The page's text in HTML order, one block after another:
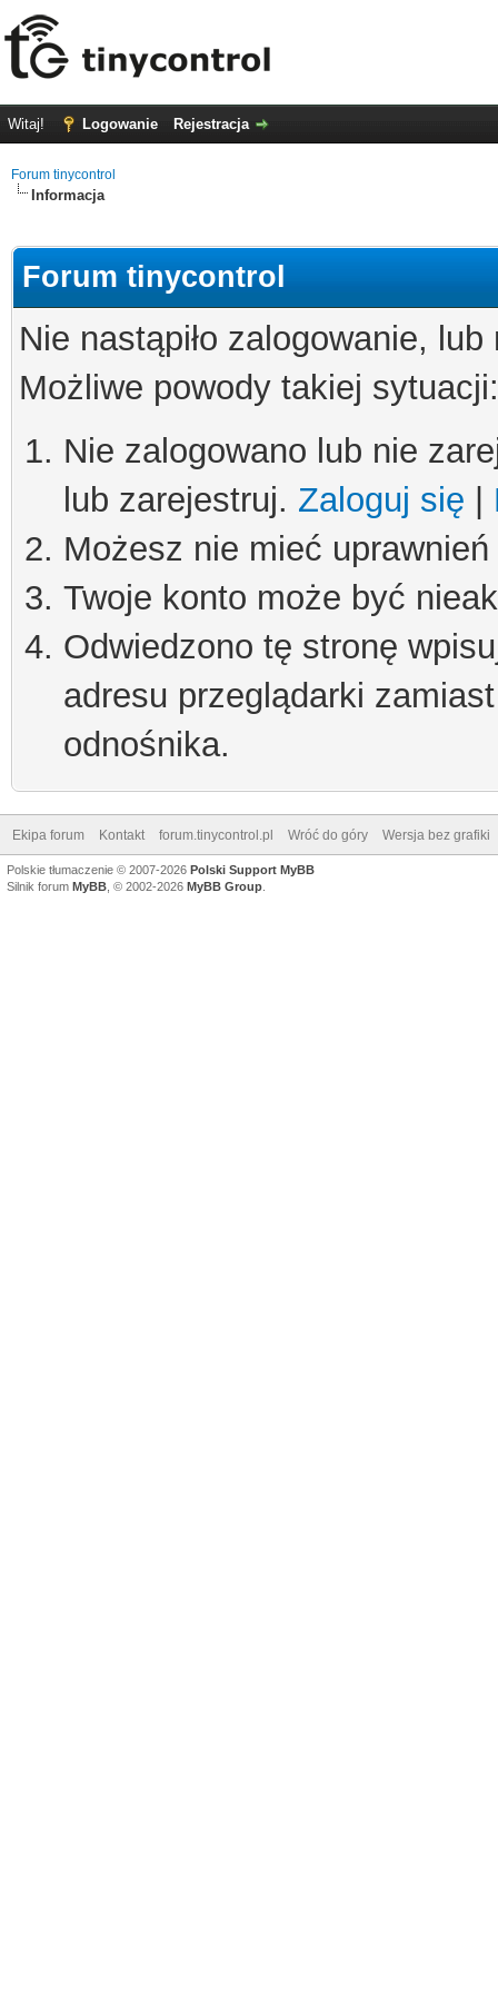
Witaj! Logowanie Rejestracja
Forum tinycontrol
Informacja
Forum tinycontrol
Nie nastąpiło zalogowanie,
Możliwe powody takiej sytuacji:
Nie zalogowano lub nie
lub zarejestruj. Zaloguj się
Możesz nie mieć
Twoje konto może być
Odwiedzono tę stronę
adresu przeglądarki
odnośnika.
Ekipa forum Kontakt forum.tinycontrol.pl Wróć do góry Wersja bez grafiki
Polskie tłumaczenie © 2007-2026 Polski Support MyBB
Silnik forum MyBB , © 2002-2026 MyBB Group